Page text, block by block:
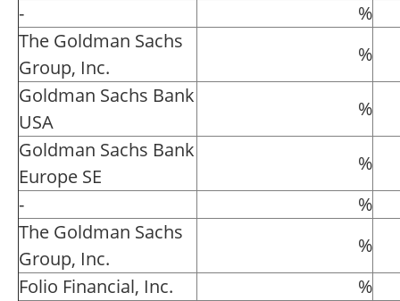
-
%
The Goldman Sachs
Group, Inc.
%
Goldman Sachs Bank
USA
%
Goldman Sachs Bank
Europe SE
%
-
%
The Goldman Sachs
Group, Inc.
%
Folio Financial, Inc.
%